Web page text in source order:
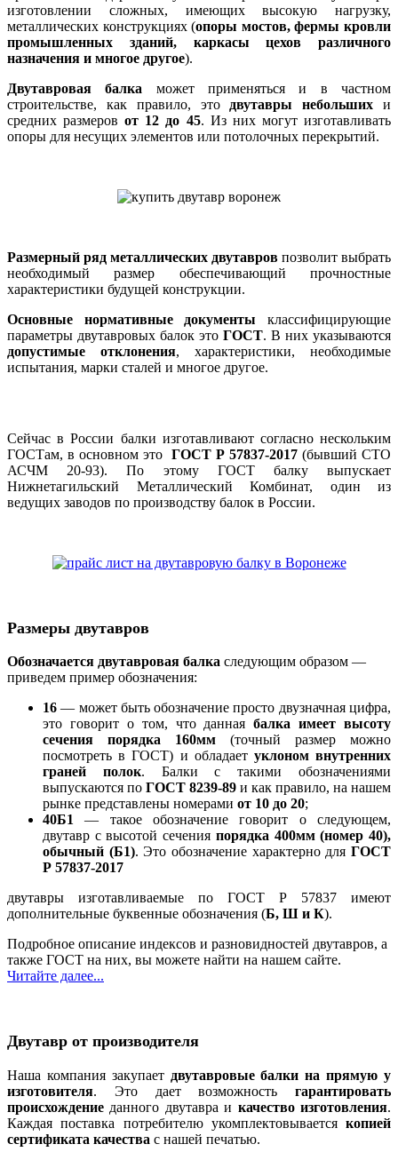
изготовлении сложных, имеющих высокую нагрузку,
металлических конструкциях (опоры мостов, фермы кровли
промышленных зданий, каркасы цехов различного
назначения и многое другое).
Двутавровая балка может применяться и в частном
строительстве, как правило, это двутавры небольших и
средних размеровот 12 до 45. Из них могут изготавливать
опоры для несущих элементов или потолочных перекрытий.
Размерный ряд металлических двутавров позволит выбрать
необходимый размер обеспечивающий прочностные
характеристики будущей конструкции.
Основные нормативные документы классифицирующие
параметры двутавровых балок это ГОСТ. В них указываются
допустимые отклонения, характеристики, необходимые
испытания, марки сталей и многое другое.
Сейчас в России балки изготавливают согласно нескольким
ГОСТам, в основном это ГОСТ Р 57837-2017 (бывший СТО
АСЧМ 20-93). По этому ГОСТ балку выпускает
Нижнетагильский Металлический Комбинат, один из
ведущих заводов по производству балок в России.
Размеры двутавров
Обозначается двутавровая балка следующим образом —
приведем пример обозначения:
16— может быть обозначение просто двузначная цифра,
это говорит о том, что даннаябалка имеет высоту
сечения порядка 160мм (точный размер можно
посмотреть в ГОСТ) и обладает уклоном внутренних
граней полок. Балки с такими обозначениями
выпускаются по ГОСТ 8239-89 и как правило, на нашем
рынке представлены номерами от 10 до 20;
40Б1
— такое обозначение говорит о следующем,
двутавр с высотой сечения порядка 400мм (номер 40),
обычный (Б1). Это обозначение характерно дляГОСТ
Р 57837-2017
двутавры изготавливаемые по ГОСТ Р 57837 имеют
дополнительные буквенные обозначения (Б, Ш и К).
Подробное описание индексов и разновидностей двутавров, а
также ГОСТ на них, вы можете найти на нашем сайте.
Читайте далее...
Двутавр от производителя
Наша компания закупает двутавровые балки на прямую у
изготовителя. Это дает возможность гарантировать
происхождение данного двутавра и качество изготовления.
Каждая поставка потребителю укомплектовывается копией
сертификата качества с нашей печатью.